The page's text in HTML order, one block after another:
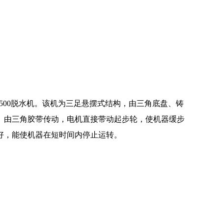
脱水机。该机为三足悬摆式结构，由三角底盘、铸
三角胶带传动，电机直接带动起步轮，使机器缓步
能使机器在短时间内停止运转。